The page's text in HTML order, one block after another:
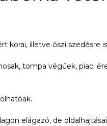
korai, illetve őszi szedésre
tompa végűek, piaci
elágazó, de